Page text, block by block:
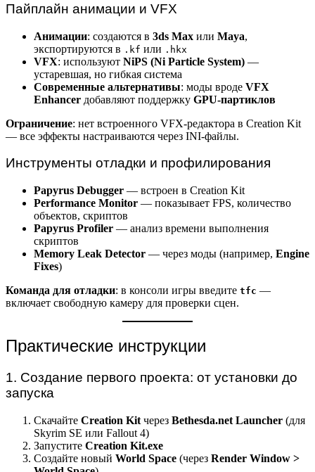
Пайплайн анимации и VFX
Анимации: создаются в 3ds Max или Maya,
экспортируются в .kf или .hkx
VFX: используют NiPS (Ni Particle System) —
устаревшая, но гибкая система
Современные альтернативы: моды вроде VFX
Enhancer добавляют поддержку GPU-партиклов
Ограничение: нет встроенного VFX-редактора в Creation Kit
— все эффекты настраиваются через INI-файлы.
Инструменты отладки и профилирования
Papyrus Debugger — встроен в Creation Kit
Performance Monitor — показывает FPS, количество
объектов, скриптов
Papyrus Profiler — анализ времени выполнения
скриптов
Memory Leak Detector — через моды (например, Engine
Fixes)
Команда для отладки: в консоли игры введите tfc —
включает свободную камеру для проверки сцен.
Практические инструкции
1. Создание первого проекта: от установки до
запуска
Скачайте Creation Kit через Bethesda.net Launcher (для
Skyrim SE или Fallout 4)
Запустите Creation Kit.exe
Создайте новый World Space (через Render Window >